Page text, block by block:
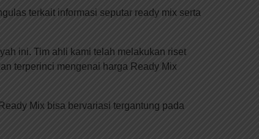
terkait informasi seputar ready mix serta
ini. Tim ahli kami telah melakukan riset
terperinci mengenai harga Ready Mix
Mix bisa bervariasi tergantung pada